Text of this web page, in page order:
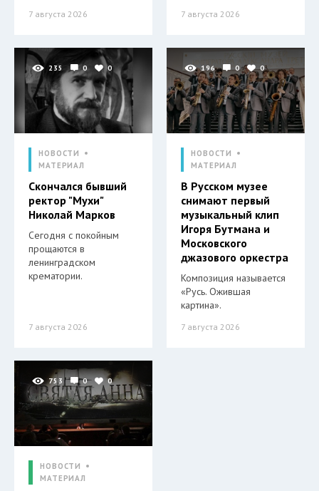
7 августа 2026 7 августа 2026
235 0 0
НОВОСТИ
МАТЕРИАЛ
Скончался бывший
ректор "Мухи"
Николай Марков
Сегодня с покойным
прощаются в
ленинградском
крематории.
7 августа 2026
196 0 0
НОВОСТИ
МАТЕРИАЛ
В Русском музее
снимают первый
музыкальный клип
Игоря Бутмана и
Московского
джазового оркестра
Композиция называется
«Русь. Ожившая
картина».
7 августа 2026
753 0 0
НОВОСТИ
МАТЕРИАЛ